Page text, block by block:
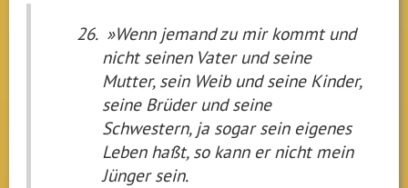
»Wenn jemand zu mir kommt und
nicht seinen Vater und seine
Mutter, sein Weib und seine Kinder,
seine Brüder und seine
Schwestern, ja sogar sein eigenes
Leben haßt, so kann er nicht mein
Jünger sein.